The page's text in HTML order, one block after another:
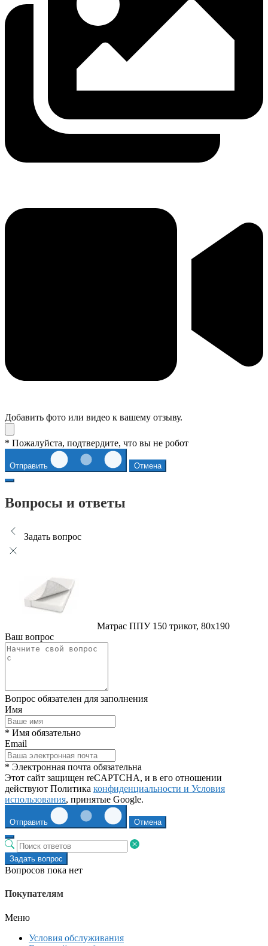
Добавить фото или видео к вашему отзыву.
* Пожалуйста, подтвердите, что вы не робот
Отправить Отмена
Вопросы и ответы
Задать вопрос
Матрас ППУ 150 трикот, 80x190
Ваш вопрос
Вопрос обязателен для заполнения
Имя
* Имя обязательно
Email
* Электронная почта обязательна
Этот сайт защищен reCAPTCHA, и в его отношении
действуют Политика конфиденциальности и Условия
использования, принятые Google.
Отправить Отмена
Задать вопрос
Вопросов пока нет
Покупателям
Меню
Условия обслуживания